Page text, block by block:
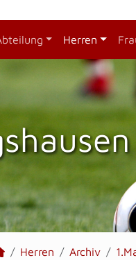
Herren
Herren Archiv